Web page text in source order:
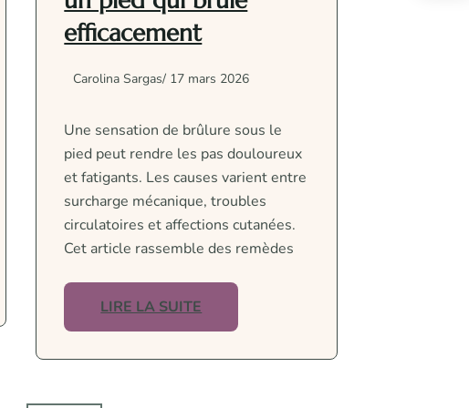
efficacement
Carolina Sargas/ 17 mars 2026
Une sensation de brûlure sous le
pied peut rendre les pas douloureux
et fatigants. Les causes varient entre
surcharge mécanique, troubles
circulatoires et affections cutanées.
Cet article rassemble des remèdes
LIRE LA SUITE